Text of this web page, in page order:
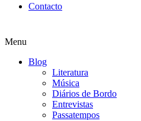
Contacto
Menu
Blog
Literatura
Música
Diários de Bordo
Entrevistas
Passatempos